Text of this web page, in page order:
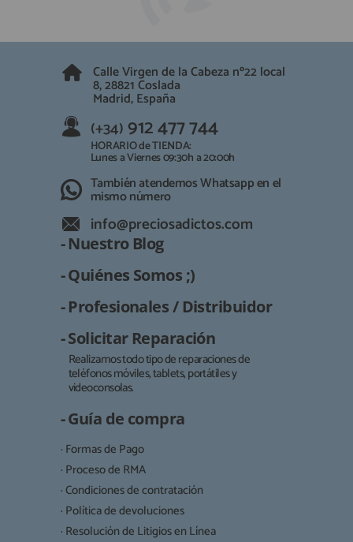
Calle Virgen de la Cabeza nº22 local
8, 28821 Coslada
Madrid, España
(+34) 912 477 744
HORARIO de TIENDA:
Lunes a Viernes 09:30h a 20:00h
También atendemos Whatsapp en el
mismo número
info@preciosadictos.com
- Nuestro Blog
- Quiénes Somos ;)
- Profesionales / Distribuidor
- Solicitar Reparación
Realizamos todo tipo de reparaciones de
teléfonos móviles, tablets, portátiles y
videoconsolas.
- Guía de compra
· Formas de Pago
· Proceso de RMA
· Condiciones de contratación
· Política de devoluciones
· Resolución de Litigios en Línea
Responsable:
Finalidad:
Destinatarios:
Derechos: